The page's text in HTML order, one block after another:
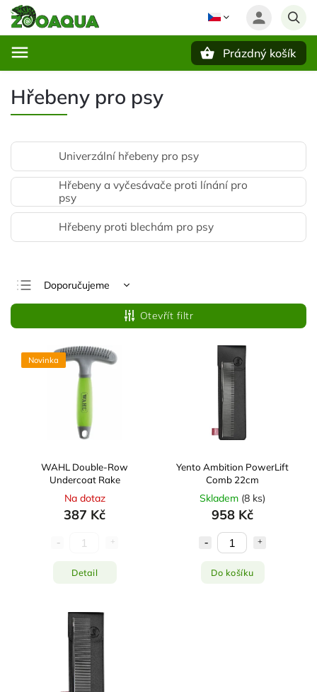
Prázdný košík
Hřebeny pro psy
Univerzální hřebeny pro psy
Hřebeny a vyčesávače proti línání pro
psy
Hřebeny proti blechám pro psy
Doporučujeme
Nejlevnější
Nejdražší
Nejprodávanější
Abecedně
Otevřít filtr
Novinka
WAHL Double-Row
Undercoat Rake
Na dotaz
387 Kč
Detail
Yento Ambition PowerLift
Comb 22cm
Skladem (8 ks)
958 Kč
Do košíku